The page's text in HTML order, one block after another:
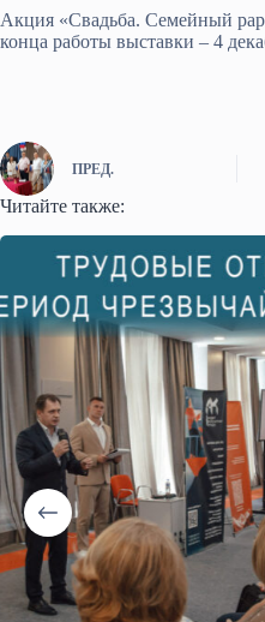
Акция «Свадьба. Семейный
конца работы выставки – 4
ПРЕД.
Читайте также: